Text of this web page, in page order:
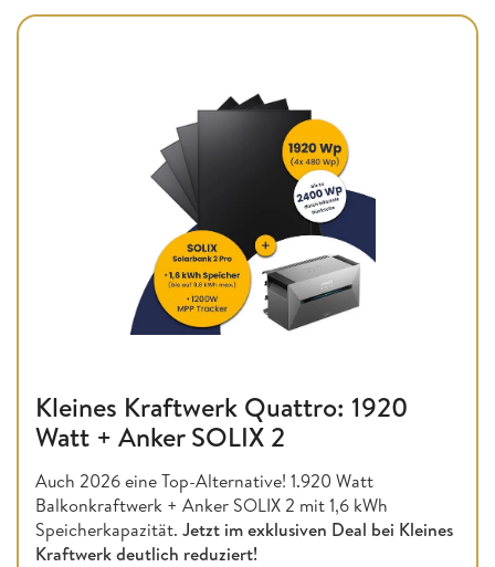
Kleines Kraftwerk Quattro: 1920
Watt + Anker SOLIX 2
Auch 2026 eine Top-Alternative! 1.920 Watt
Balkonkraftwerk + Anker SOLIX 2 mit 1,6 kWh
Speicherkapazität. Jetzt im exklusiven Deal bei Kleines
Kraftwerk deutlich reduziert!